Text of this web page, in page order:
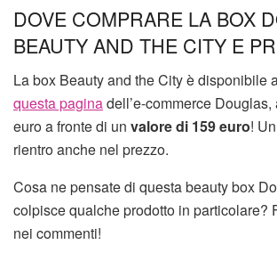
DOVE COMPRARE LA BOX
BEAUTY AND THE CITY E
La box Beauty and the City è disponibile
questa paginadell’e-commerce
euro a fronte di un valore di 159 euro!
rientro anche nel prezzo.
Cosa ne pensate di questa beauty box
colpisce qualche prodotto in particolare?
nei commenti!